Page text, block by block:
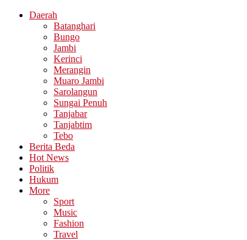
Daerah
Batanghari
Bungo
Jambi
Kerinci
Merangin
Muaro Jambi
Sarolangun
Sungai Penuh
Tanjabar
Tanjabtim
Tebo
Berita Beda
Hot News
Politik
Hukum
More
Sport
Music
Fashion
Travel